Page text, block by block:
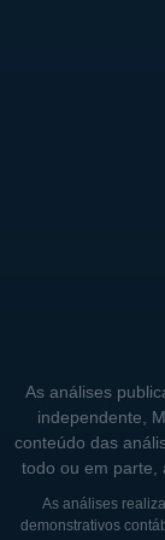
entre os
BASES
A Scotts
capital
acionária
um forte
a gestão,
suas
Embora a
As análises
independente,
conteúdo das
todo ou em parte,
As análises
demonstrativos